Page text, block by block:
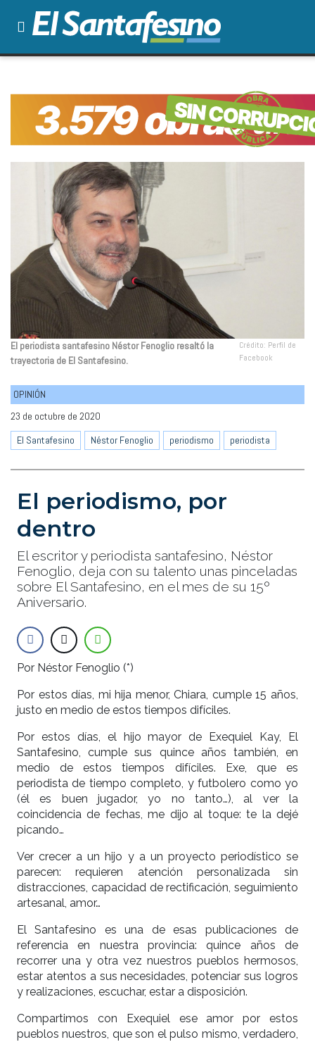
El periodista santafesino Néstor Fenoglio resaltó la
trayectoria de El Santafesino.
Crédito: Perfil de
Facebook
OPINIÓN
23 de octubre de 2020
El Santafesino
Néstor Fenoglio periodismo periodista
El periodismo, por
dentro
El escritor y periodista santafesino, Néstor
Fenoglio, deja con su talento unas pinceladas
sobre El Santafesino, en el mes de su 15º
Aniversario.
Por Néstor Fenoglio (*)
Por estos días, mi hija menor, Chiara, cumple 15 años,
justo en medio de estos tiempos difíciles.
Por estos días, el hijo mayor de Exequiel Kay, El
Santafesino, cumple sus quince años también, en
medio de estos tiempos difíciles. Exe, que es
periodista de tiempo completo, y futbolero como yo
(él es buen jugador, yo no tanto…), al ver la
coincidencia de fechas, me dijo al toque: te la dejé
picando…
Ver crecer a un hijo y a un proyecto periodístico se
parecen: requieren atención personalizada sin
distracciones, capacidad de rectificación, seguimiento
artesanal, amor…
El Santafesino es una de esas publicaciones de
referencia en nuestra provincia: quince años de
recorrer una y otra vez nuestros pueblos hermosos,
estar atentos a sus necesidades, potenciar sus logros
y realizaciones, escuchar, estar a disposición.
Compartimos con Exequiel ese amor por estos
pueblos nuestros, que son el pulso mismo, verdadero,